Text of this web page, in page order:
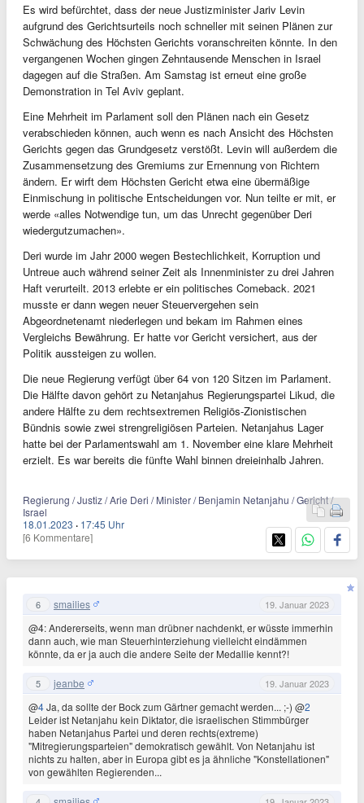
Es wird befürchtet, dass der neue Justizminister Jariv Levin
aufgrund des Gerichtsurteils noch schneller mit seinen Plänen zur
Schwächung des Höchsten Gerichts voranschreiten könnte. In den
vergangenen Wochen gingen Zehntausende Menschen in Israel
dagegen auf die Straßen. Am Samstag ist erneut eine große
Demonstration in Tel Aviv geplant.
Eine Mehrheit im Parlament soll den Plänen nach ein Gesetz
verabschieden können, auch wenn es nach Ansicht des Höchsten
Gerichts gegen das Grundgesetz verstößt. Levin will außerdem die
Zusammensetzung des Gremiums zur Ernennung von Richtern
ändern. Er wirft dem Höchsten Gericht etwa eine übermäßige
Einmischung in politische Entscheidungen vor. Nun teilte er mit, er
werde «alles Notwendige tun, um das Unrecht gegenüber Deri
wiedergutzumachen».
Deri wurde im Jahr 2000 wegen Bestechlichkeit, Korruption und
Untreue auch während seiner Zeit als Innenminister zu drei Jahren
Haft verurteilt. 2013 erlebte er ein politisches Comeback. 2021
musste er dann wegen neuer Steuervergehen sein
Abgeordnetenamt niederlegen und bekam im Rahmen eines
Vergleichs Bewährung. Er hatte vor Gericht versichert, aus der
Politik aussteigen zu wollen.
Die neue Regierung verfügt über 64 von 120 Sitzen im Parlament.
Die Hälfte davon gehört zu Netanjahus Regierungspartei Likud, die
andere Hälfte zu dem rechtsextremen Religiös-Zionistischen
Bündnis sowie zwei strengreligiösen Parteien. Netanjahus Lager
hatte bei der Parlamentswahl am 1. November eine klare Mehrheit
erzielt. Es war bereits die fünfte Wahl binnen dreieinhalb Jahren.
Regierung / Justiz / Arie Deri / Minister / Benjamin Netanjahu / Gericht /
Israel
18.01.2023 · 17:45 Uhr
[6 Kommentare]
6 smailies 19. Januar 2023
@4: Andererseits, wenn man drübner nachdenkt, er wüsste immerhin
dann auch, wie man Steuerhinterziehung vielleicht eindämmen
könnte, da er ja auch die andere Seite der Medallie kennt?!
5 jeanbe 19. Januar 2023
@4Ja, da sollte der Bock zum Gärtner gemacht werden... ;-) @2
Leider ist Netanjahu kein Diktator, die israelischen Stimmbürger
haben Netanjahus Partei und deren rechts(extreme)
"Mitregierungsparteien" demokratisch gewählt. Von Netanjahu ist
nichts zu halten, aber in Europa gibt es ja ähnliche "Konstellationen"
von gewählten Regierenden...